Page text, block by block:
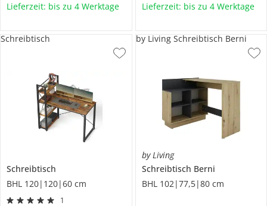
Lieferzeit: bis zu 4 Werktage Lieferzeit: bis zu 4 Werktage
Schreibtisch
BHL 120|120|60 cm
1
Schreibtisch
by Living
Schreibtisch Berni
BHL 102|77,5|80 cm
by Living Schreibtisch Berni